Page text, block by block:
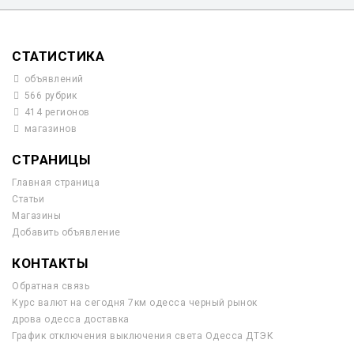
СТАТИСТИКА
объявлений
566 рубрик
414 регионов
магазинов
СТРАНИЦЫ
Главная страница
Статьи
Магазины
Добавить объявление
КОНТАКТЫ
Обратная связь
Курс валют на сегодня 7км одесса черный рынок
дрова одесса доставка
График отключения выключения света Одесса ДТЭК